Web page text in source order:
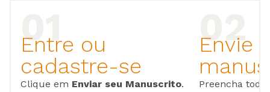
Entre ou
cadastre-se
Clique em Enviar seu Manuscrito.
Envie
Preencha